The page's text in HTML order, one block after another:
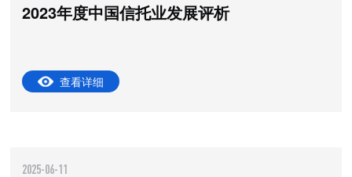
2023年度中国信托业发展评析
查看详细
2025-06-11